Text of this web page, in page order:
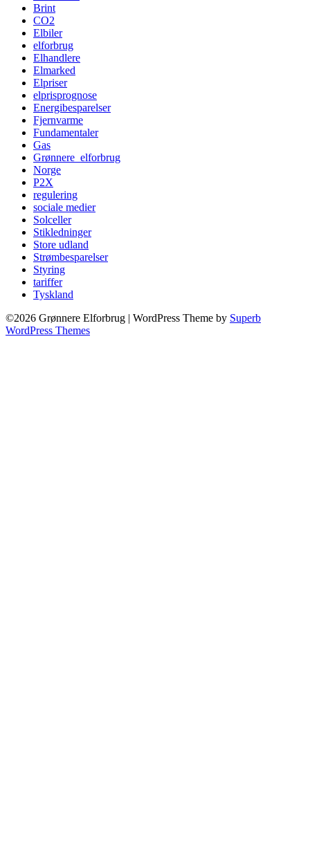
Brint
CO2
Elbiler
elforbrug
Elhandlere
Elmarked
Elpriser
elprisprognose
Energibesparelser
Fjernvarme
Fundamentaler
Gas
Grønnere_elforbrug
Norge
P2X
regulering
sociale medier
Solceller
Stikledninger
Store udland
Strømbesparelser
Styring
tariffer
Tyskland
©2026 Grønnere Elforbrug | WordPress Theme by Superb
WordPress Themes